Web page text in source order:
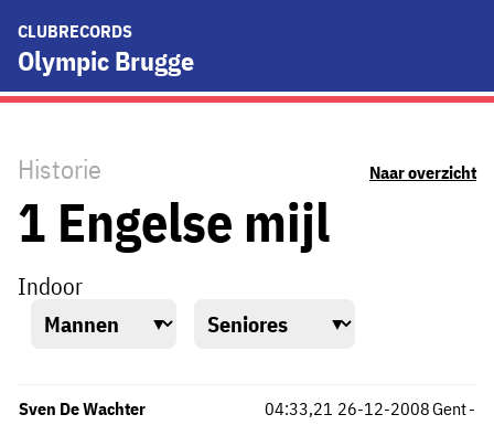
CLUBRECORDS
Olympic Brugge
Historie Naar overzicht
1 Engelse mijl
Indoor
Sven De Wachter Gent
04:33,21 -
26-12-2008